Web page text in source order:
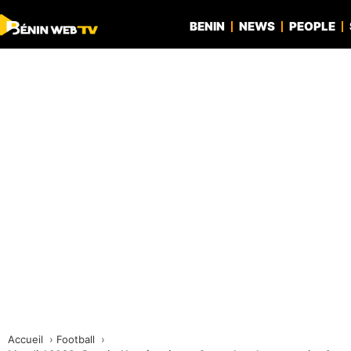
BENIN NEWS PEOPLE
Accueil
Football